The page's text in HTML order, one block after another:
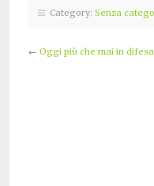
Category: Senza
← Oggi più che mai in